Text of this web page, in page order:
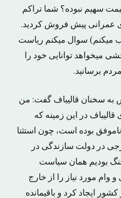
سهیم نبوده؟ شما تراکم
عمرانی پیش فروش کردید.
میکنم) سوال میکنم ریاست
میخواهد توانایی خود را
برسانید.
به سخنان قالیباف گفت: من
در این زمینه که
بوده است، چون استثنا
در دولت سازندگی در
بودیم همان سیاست
وام مورد نیاز را از خارج
ایجاد کرد و باقیمانده